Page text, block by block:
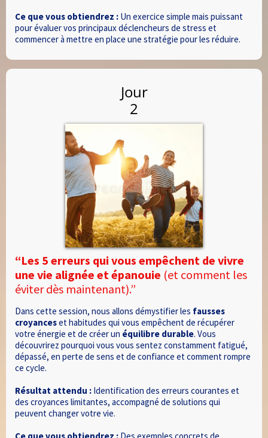
Ce que vous obtiendrez : Un exercice simple mais puissant
pour évaluer vos principaux déclencheurs de stress et
commencer à mettre en place une stratégie pour les réduire.
Jour
2
“Les 5 erreurs qui vous empêchent de vivre
une vie alignée et épanouie (et comment les
éviter dès maintenant).”
Dans cette session, nous allons démystifier les fausses
croyanceset habitudes qui vous empêchent de récupérer
votre énergie et de créer un équilibre durable. Vous
découvrirez pourquoi vous vous sentez constamment fatigué,
dépassé, en perte de sens et de confiance et comment rompre
ce cycle.
Résultat attendu : Identification des erreurs courantes et
des croyances limitantes, accompagné de solutions qui
peuvent changer votre vie.